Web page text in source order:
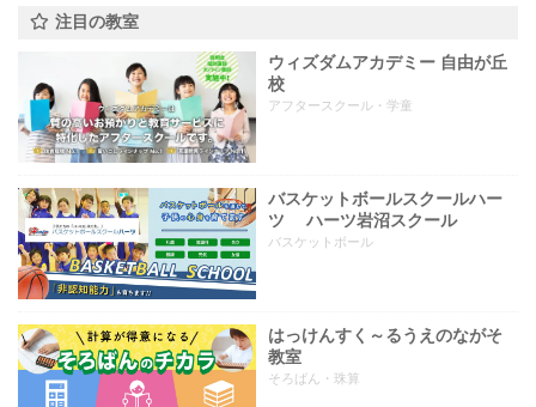
注目の教室
ウィズダムアカデミー 自由が丘
校
アフタースクール・学童
バスケットボールスクールハー
ツ ハーツ岩沼スクール
バスケットボール
はっけんすく～るうえのながそ
教室
そろばん・珠算